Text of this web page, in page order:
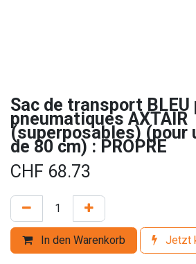
Sac de transport
pneumatiques AXTAIR
(superposables) (pour
de 80 cm) : PROPRE
CHF 68.73
In den Warenkorb Jetzt